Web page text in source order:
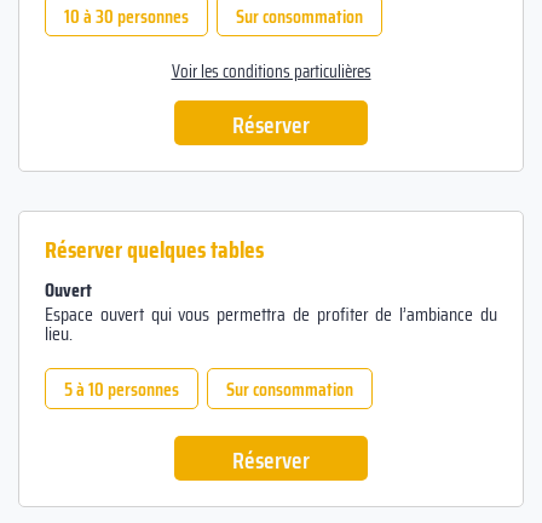
10 à 30 personnes
Sur consommation
Voir les conditions particulières
Réserver
Réserver quelques tables
Ouvert
Espace ouvert qui vous permettra de profiter de l’ambiance du
lieu.
5 à 10 personnes
Sur consommation
Réserver